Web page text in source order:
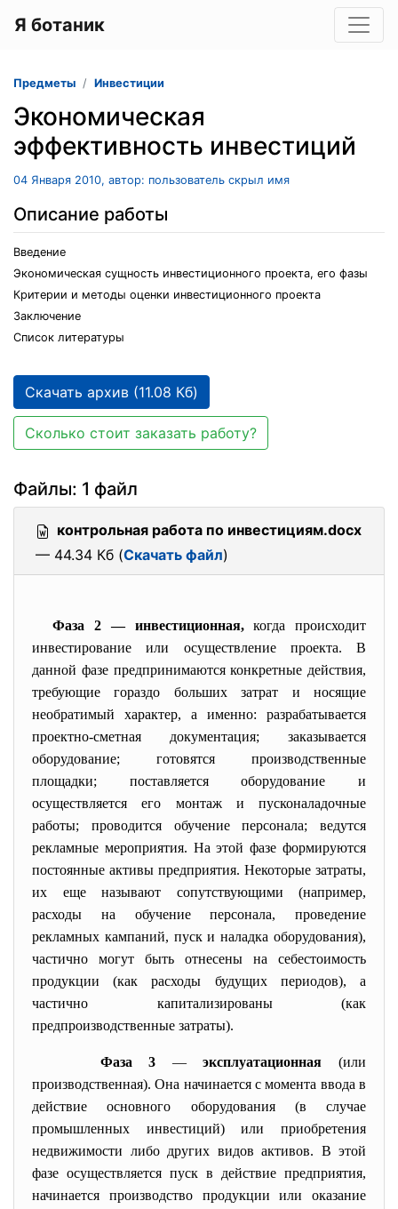
Я ботаник
Предметы Инвестиции
Экономическая
эффективность инвестиций
04 Января 2010, автор: пользователь скрыл имя
Описание работы
Введение
Экономическая сущность инвестиционного проекта, его фазы
Критерии и методы оценки инвестиционного проекта
Заключение
Список литературы
Скачать архив (11.08 Кб)
Сколько стоит заказать работу?
Файлы: 1 файл
контрольная работа по инвестициям.docx
— 44.34 Кб (Скачать файл)
Фаза 2 — инвестиционная,когда происходит
инвестирование или осуществление проекта. В
данной фазе предпринимаются конкретные действия,
требующие гораздо больших затрат и носящие
необратимый характер, а именно: разрабатывается
проектно-сметная документация; заказывается
оборудование; готовятся производственные
площадки; поставляется оборудование и
осуществляется его монтаж и пусконаладочные
работы; проводится обучение персонала; ведутся
рекламные мероприятия. На этой фазе формируются
постоянные активы предприятия. Некоторые затраты,
их еще называют сопутствующими (например,
расходы на обучение персонала, проведение
рекламных кампаний, пуск и наладка оборудования),
частично могут быть отнесены на себестоимость
продукции (как расходы будущих периодов), а
частично капитализированы (как
предпроизводственные затраты).
Фаза 3 —эксплуатационная (или
производственная). Она начинается с момента ввода в
действие основного оборудования (в случае
промышленных инвестиций) или приобретения
недвижимости либо других видов активов. В этой
фазе осуществляется пуск в действие предприятия,
начинается производство продукции или оказание